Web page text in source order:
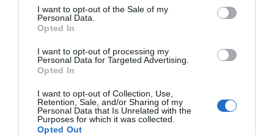
I want to opt-out of the Sale of my
Personal Data.
Opted In
I want to opt-out of processing my
Personal Data for Targeted Advertising.
Opted In
I want to opt-out of Collection, Use,
Retention, Sale, and/or Sharing of my
Personal Data that Is Unrelated with the
Purposes for which it was collected.
Opted Out
préstec de 7 milions
d'euros amb
impulsar nova
generació
amb un rècord de
finançament de
d’euros, un 18%
milions a la
rehabilitació
edifici de